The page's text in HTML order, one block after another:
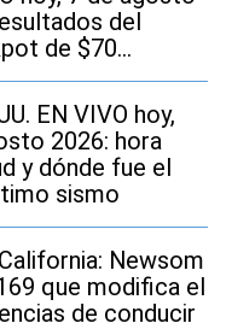
del
de $70
EN VIVO hoy,
2026: hora
y dónde fue el
sismo
Newsom
que modifica el
de conducir